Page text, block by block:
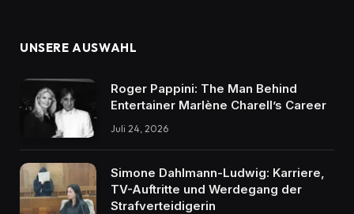
UNSERE AUSWAHL
Roger Pappini: The Man Behind
Entertainer Marlène Charell’s Career
Juli 24, 2026
Simone Dahlmann-Ludwig: Karriere,
TV-Auftritte und Werdegang der
Strafverteidigerin